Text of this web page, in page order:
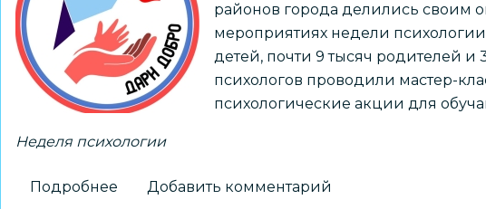
районов города делились своим
мероприятиях недели
детей, почти 9 тысяч родителей и
психологов проводили мастер-
психологические акции для
Неделя психологии
Подробнее Добавить комментарий